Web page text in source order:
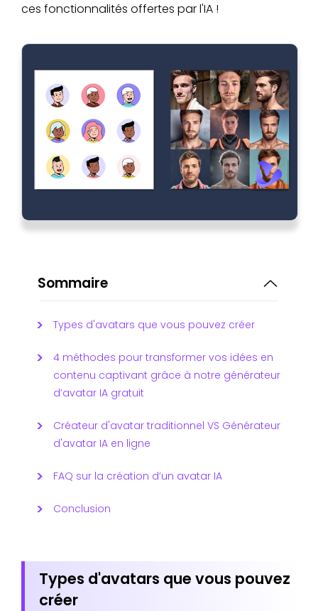
ces fonctionnalités offertes par l'IA !
Sommaire
Types d'avatars que vous pouvez créer
4 méthodes pour transformer vos idées en
contenu captivant grâce à notre générateur
d’avatar IA gratuit
Créateur d'avatar traditionnel VS Générateur
d'avatar IA en ligne
FAQ sur la création d’un avatar IA
Conclusion
Types d'avatars que vous pouvez
créer